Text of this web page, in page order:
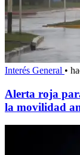
Interés General •
Alerta roja
la movilidad